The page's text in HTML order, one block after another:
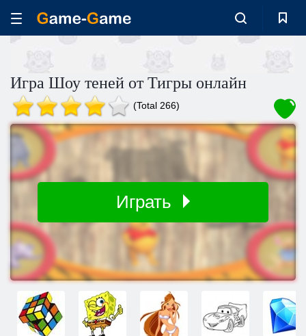
Игра Шоу теней от Тигры онлайн
(Total 266)
Играть